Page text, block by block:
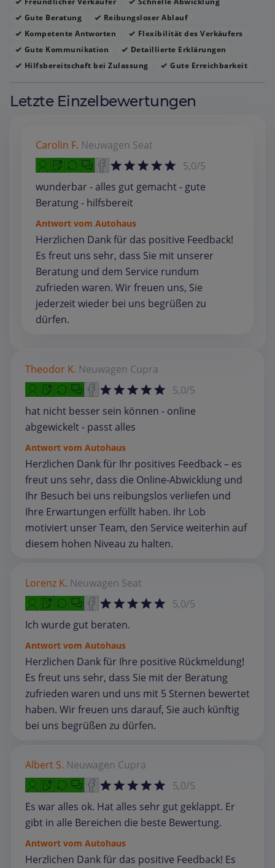
Gute Beratung
Reibungsloser Ablauf
Kompetente Antworten
Flexibilität des Verkäufers
Gute Kommunikation
Detaillierte Erklärungen
Hilfsbereitschaft bei Zulassung
Gute Erreichbarkeit
Letzte Einzelbewertungen
Carolin F. Neuwagen Seat
5,0/5
wunderbar - alles gut gemacht - gute
Beratung - hilfsbereit
Antwort vom Autohaus
Herzlichen Dank für das positive Feedback!
Es freut uns sehr, dass Sie mit unserer
Beratung und dem Service rundum
zufrieden waren. Wir freuen uns, Sie
jederzeit wieder bei uns begrüßen zu
dürfen.
Theodor K. Neuwagen Cupra
5,0/5
hat nicht besser sein können - online
abgewickelt - passt alles
Antwort vom Autohaus
Herzlichen Dank für Ihr positives Feedback – es
freut uns sehr, dass die Online‑Abwicklung und
Ihr Besuch bei uns reibungslos verliefen und
Ihre Erwartungen erfüllt haben. Ihr Lob
motiviert unser Team, den Service weiterhin auf
diesem hohen Niveau zu halten.
Lorenz K. Neuwagen Seat
5,0/5
Ich wurde gut beraten.
Antwort vom Autohaus
Herzlichen Dank für Ihre positive Rückmeldung!
Es freut uns sehr, dass Sie mit der Beratung
zufrieden waren und uns mit 5 Sternen bewertet
haben. Wir freuen uns darauf, Sie auch künftig
bei uns begrüßen zu dürfen.
Albert S. Neuwagen Cupra
5,0/5
Es war alles ok. Hat alles sehr gut geklappt. Er
gibt in alle Bereichen die beste Bewertung.
Antwort vom Autohaus
Herzlichen Dank für das positive Feedback! Es